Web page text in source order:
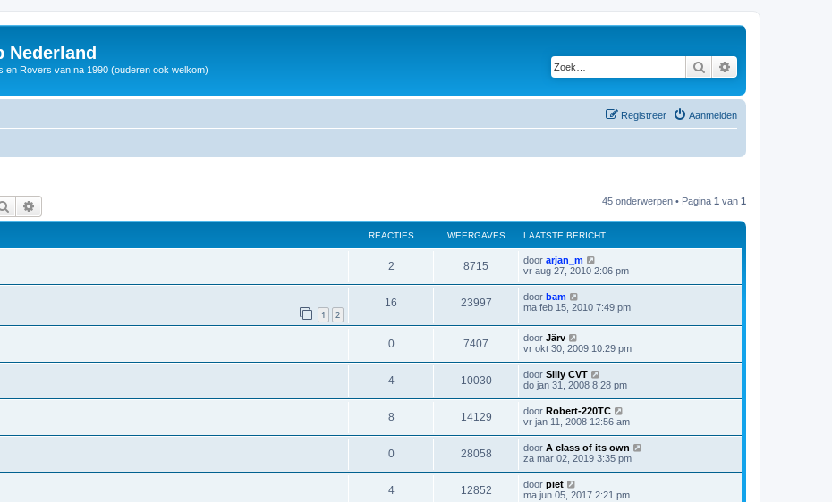
Nederland
en Rovers van na 1990 (ouderen ook welkom) Zoek
Aanmelden
Registreer
Zoek 45 onderwerpen • Pagina 1 van 1
REACTIES WEERGAVES LAATSTE BERICHT
2 8715 door arjan_m
vr aug 27, 2010 2:06 pm
1 2
16 23997 door bam
ma feb 15, 2010 7:49 pm
0 7407 door Järv
vr okt 30, 2009 10:29 pm
4 10030 door Silly CVT
do jan 31, 2008 8:28 pm
8 14129 door Robert-220TC
vr jan 11, 2008 12:56 am
0 28058 door A class of its own
za mar 02, 2019 3:35 pm
4 12852 door piet
ma jun 05, 2017 2:21 pm